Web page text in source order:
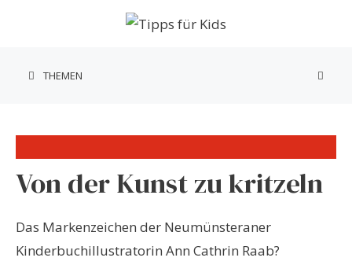
THEMEN
Von der Kunst zu kritzeln
Das Markenzeichen der Neumünsteraner
Kinderbuchillustratorin Ann Cathrin Raab?